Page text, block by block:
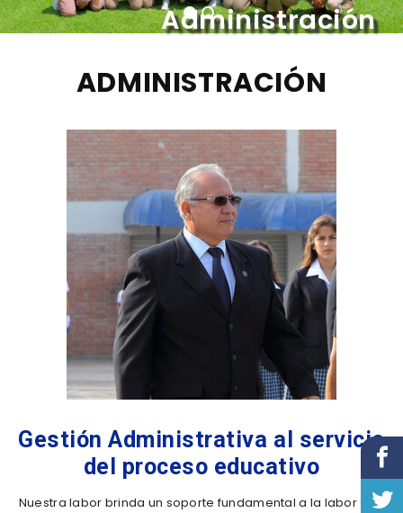
Administración
ADMINISTRACIÓN
Gestión Administrativa al servicio
del proceso educativo
Nuestra labor brinda un soporte fundamental a la labor que